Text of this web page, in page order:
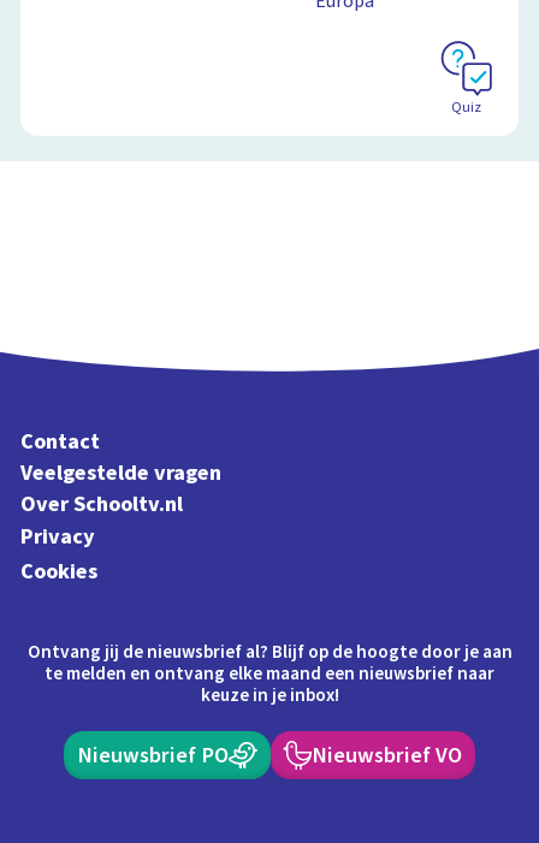
Quiz
Contact
Veelgestelde vragen
Over Schooltv.nl
Privacy
Cookies
Ontvang jij de nieuwsbrief al? Blijf op de hoogte door je aan
te melden en ontvang elke maand een nieuwsbrief naar
keuze in je inbox!
Nieuwsbrief PO Nieuwsbrief VO